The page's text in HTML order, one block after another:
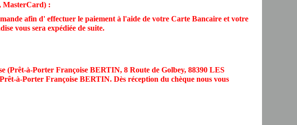
MasterCard) :
afin d' effectuer le paiement à l'aide de votre Carte Bancaire et votre
vous sera expédiée de suite.
(Prêt-à-Porter Françoise BERTIN, 8 Route de Golbey, 88390 LES
à-Porter Françoise BERTIN. Dès réception du chèque nous vous